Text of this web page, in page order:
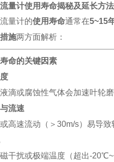
量计使用寿命揭秘及延长方法
量计的使用寿命通常在5~15
施两方面解析：
命的关键因素
滴或腐蚀性气体会加速叶轮磨
流速
高速流动（＞30m/s）易导致
干扰或极端温度（超出-